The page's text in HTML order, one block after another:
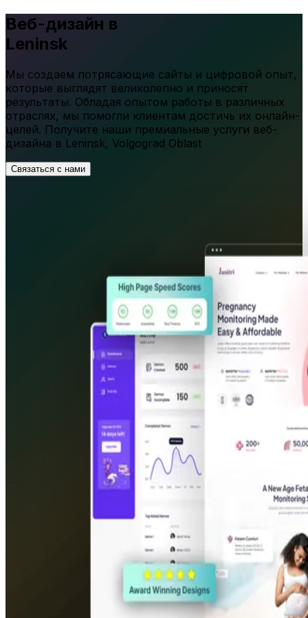
Веб-дизайн в
Leninsk
Мы создаем потрясающие сайты и цифровой опыт,
которые выглядят великолепно и приносят
результаты. Обладая опытом работы в различных
отраслях, мы помогли клиентам достичь их онлайн-
целей. Получите наши премиальные услуги веб-
дизайна в Leninsk, Volgograd Oblast
Связаться с нами